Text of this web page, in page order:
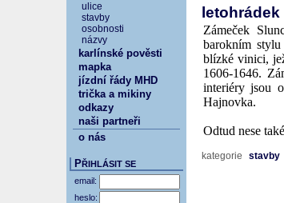
Zámeček
barokním
blízké vinici,
1606-1646.
interiéry jsou
Hajnovka.
Odtud nese
kategorie stavby
ulice
stavby
osobnosti
názvy
karlínské pověsti
mapka
jízdní řády MHD
trička a mikiny
odkazy
naši partneři
o nás
PŘIHLÁSIT SE
email:
heslo: